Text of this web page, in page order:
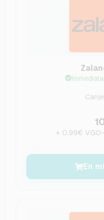
+ 0,99€
En